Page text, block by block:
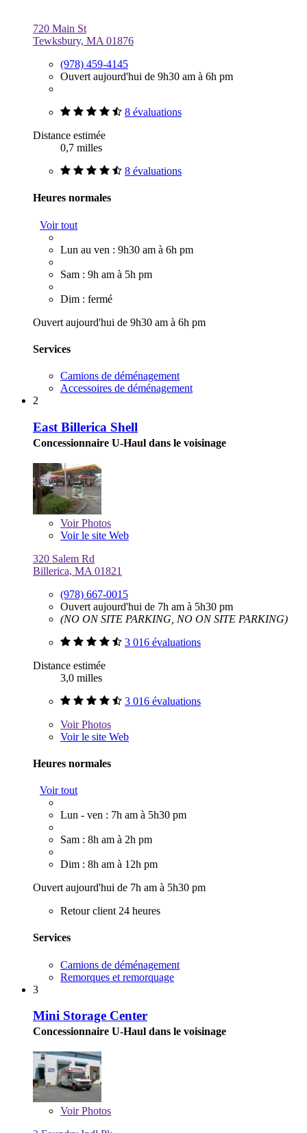
720 Main St
Tewksbury, MA 01876
(978) 459-4145
Ouvert aujourd'hui de 9h30 am à 6h pm
8 évaluations
Distance estimée
0,7 milles
8 évaluations
Heures normales
Voir tout
Lun au ven : 9h30 am à 6h pm
Sam : 9h am à 5h pm
Dim : fermé
Ouvert aujourd'hui de 9h30 am à 6h pm
Services
Camions de déménagement
Accessoires de déménagement
2
East Billerica Shell
Concessionnaire U-Haul dans le voisinage
VoirPhotos
Voir le site Web
320 Salem Rd
Billerica, MA 01821
(978) 667-0015
Ouvert aujourd'hui de 7h am à 5h30 pm
(NO ON SITE PARKING, NO ON SITE PARKING)
3 016 évaluations
Distance estimée
3,0 milles
3 016 évaluations
VoirPhotos
Voir le site Web
Heures normales
Voir tout
Lun - ven : 7h am à 5h30 pm
Sam : 8h am à 2h pm
Dim : 8h am à 12h pm
Ouvert aujourd'hui de 7h am à 5h30 pm
Retour client 24 heures
Services
Camions de déménagement
Remorques et remorquage
3
Mini Storage Center
Concessionnaire U-Haul dans le voisinage
VoirPhotos